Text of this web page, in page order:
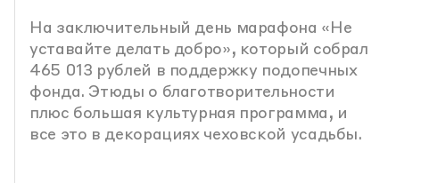
На заключительный день марафона «Не
уставайте делать добро», который собрал
465 013 рублей в поддержку подопечных
фонда. Этюды о благотворительности
плюс большая культурная программа, и
все это в декорациях чеховской усадьбы.